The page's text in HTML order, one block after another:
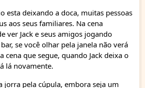
esta deixando a doca, muitas pessoas
aos seus familiares. Na cena
ver Jack e seus amigos jogando
se você olhar pela janela não verá
cena que segue, quando Jack deixa o
lá novamente.
jorra pela cúpula, embora seja um